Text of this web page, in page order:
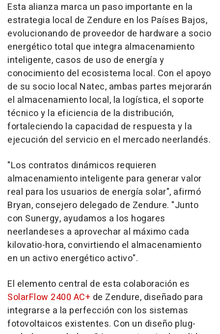
Esta alianza marca un paso importante en la
estrategia local de Zendure en los Países Bajos,
evolucionando de proveedor de hardware a socio
energético total que integra almacenamiento
inteligente, casos de uso de energía y
conocimiento del ecosistema local. Con el apoyo
de su socio local Natec, ambas partes mejorarán
el almacenamiento local, la logística, el soporte
técnico y la eficiencia de la distribución,
fortaleciendo la capacidad de respuesta y la
ejecución del servicio en el mercado neerlandés.
"Los contratos dinámicos requieren
almacenamiento inteligente para generar valor
real para los usuarios de energía solar", afirmó
Bryan, consejero delegado de Zendure. "Junto
con Sunergy, ayudamos a los hogares
neerlandeses a aprovechar al máximo cada
kilovatio-hora, convirtiendo el almacenamiento
en un activo energético activo".
El elemento central de esta colaboración es
SolarFlow 2400 AC+ de Zendure, diseñado para
integrarse a la perfección con los sistemas
fotovoltaicos existentes. Con un diseño plug-